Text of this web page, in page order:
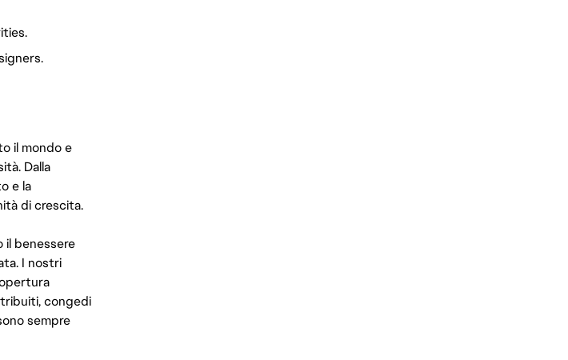
il mondo e
Dalla
e la
di crescita.
benessere
I nostri
congedi
sempre